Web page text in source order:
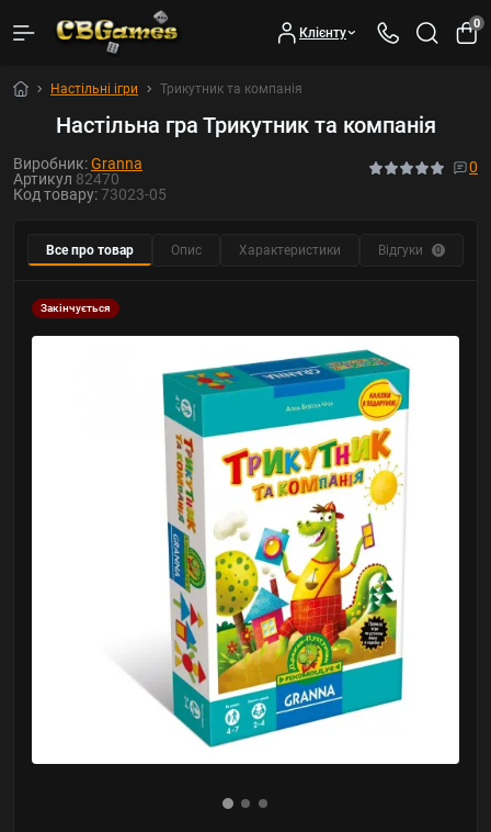
Клієнту
0
Настільні ігри Трикутник та компанія
Настільна гра Трикутник та компанія
Виробник:Granna
Артикул 82470
Код товару:73023-05
0
Все про товар Опис Характеристики Відгуки 0
Закінчується